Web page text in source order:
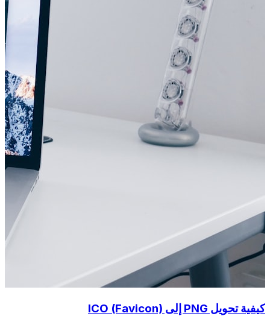
كيفية تحويل PNG إلى ICO (Favicon)